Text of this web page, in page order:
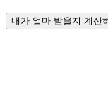
내가 얼마 받을지 계산